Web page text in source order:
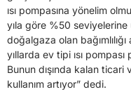
ısı pompasına yönelim
yıla göre %50 seviyelerine
doğalgaza olan
yıllarda ev tipi ısı
Bunun dışında kalan ticari
kullanım artıyor” dedi.